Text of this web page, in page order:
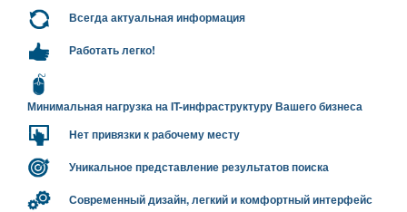
сегда актуальная информация
Работать легко!
Минимальная нагрузка на IT-инфраструктуру Вашего бизнеса
Нет привязки к рабочему месту
Уникальное представление результатов поиска
Современный дизайн, легкий и комфортный интерфейс